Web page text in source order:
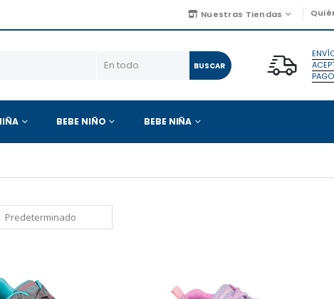
Nuestras Tiendas
BUSCAR
BEBE NIÑO BEBE NIÑA